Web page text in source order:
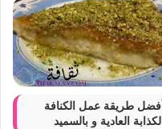
أفضل طريقة عمل الكنافة
الكذابة العادية و بالسميد